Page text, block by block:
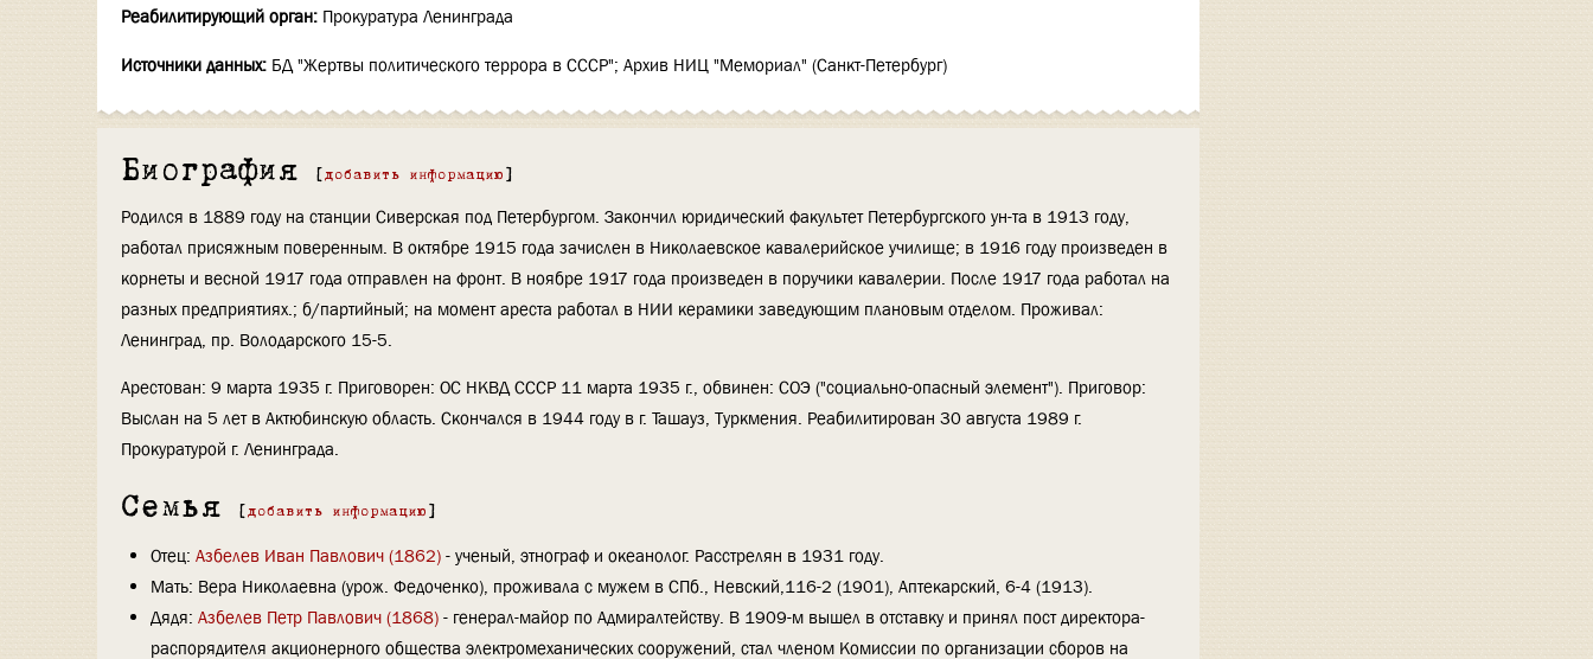
Реабилитирующий орган: Прокуратура Ленинграда
Источники данных: БД "Жертвы политического террора в СССР"; Архив НИЦ "Мемориал" (Санкт-Петербург)
Биография [ добавить информацию ]
Родился в 1889 году на станции Сиверская под Петербургом. Закончил юридический факультет Петербургского ун-та в 1913 году,
работал присяжным поверенным. В октябре 1915 года зачислен в Николаевское кавалерийское училище; в 1916 году произведен в
корнеты и весной 1917 года отправлен на фронт. В ноябре 1917 года произведен в поручики кавалерии. После 1917 года работал на
разных предприятиях.; б/партийный; на момент ареста работал в НИИ керамики заведующим плановым отделом. Проживал:
Ленинград, пр. Володарского 15-5.
Арестован: 9 марта 1935 г. Приговорен: ОС НКВД СССР 11 марта 1935 г., обвинен: СОЭ ("социально-опасный элемент"). Приговор:
Выслан на 5 лет в Актюбинскую область. Скончался в 1944 году в г. Ташауз, Туркмения. Реабилитирован 30 августа 1989 г.
Прокуратурой г. Ленинграда.
Семья [ добавить информацию ]
Отец: Азбелев Иван Павлович (1862)- ученый, этнограф и океанолог. Расстрелян в 1931 году.
Мать: Вера Николаевна (урож. Федоченко), проживала с мужем в СПб., Невский,116-2 (1901), Аптекарский, 6-4 (1913).
Дядя: Азбелев Петр Павлович (1868)- генерал-майор по Адмиралтейству. В 1909-м вышел в отставку и принял пост директора-
распорядителя акционерного общества электромеханических сооружений, стал членом Комиссии по организации сборов на